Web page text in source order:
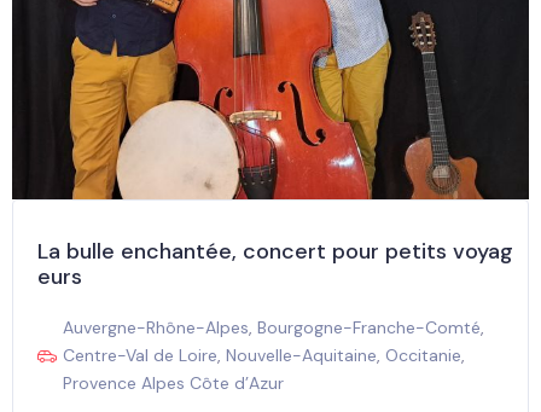
La bulle enchantée, concert pour petits voyag
eurs
Auvergne-Rhône-Alpes, Bourgogne-Franche-Comté,
Centre-Val de Loire, Nouvelle-Aquitaine, Occitanie,
Provence Alpes Côte d’Azur